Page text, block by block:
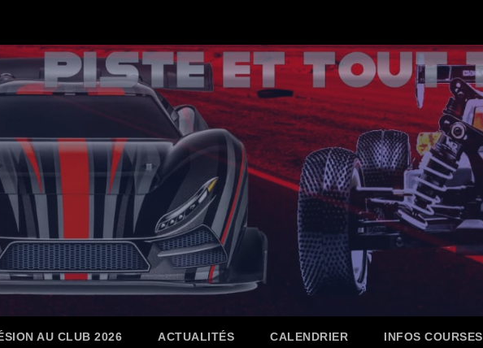
AU CLUB 2026 ACTUALITÉS CALENDRIER INFOS COURSES